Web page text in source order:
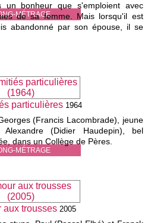
MÉTRAGE
un bonheur que s'emploient avec
de sa femme. Mais lorsqu'il est
abandonné par son épouse, il se
MÉTRAGE
particulières 1964
(Francis Lacombrade), jeune
(Didier Haudepin), bel
dans un Collège de Pères.
aux trousses 2005